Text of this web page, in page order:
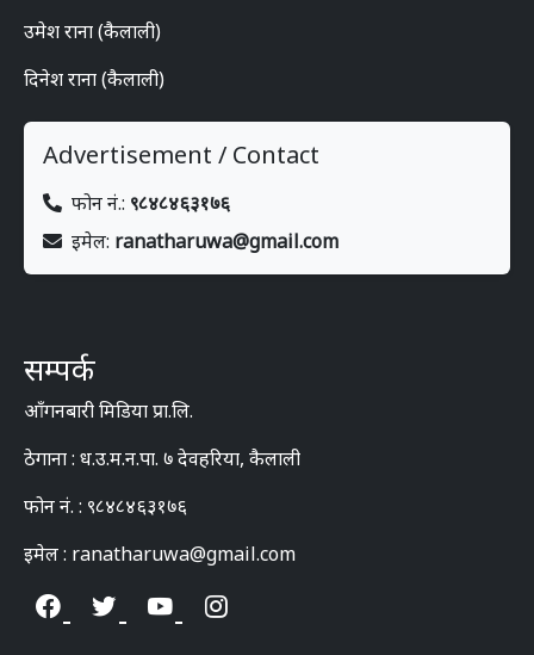
उमेश राना (कैलाली)
दिनेश राना (कैलाली)
Advertisement / Contact
फोन नं.: ९८४८४६३१७६
इमेल: ranatharuwa@gmail.com
सम्पर्क
आँगनबारी मिडिया प्रा.लि.
ठेगाना : ध.उ.म.न.पा. ७ देवहरिया, कैलाली
फोन नं. : ९८४८४६३१७६
इमेल : ranatharuwa@gmail.com